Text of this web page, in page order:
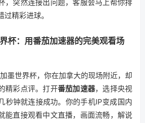
，突然连接出问题，客服会马上帮你排
精彩进球。
杯：用番茄加速器的完美观看场
墨世界杯，你在加拿大的现场附近，却
精彩点评。打开番茄加速器，选择央视
秒钟就连接成功。你的手机IP变成国内
能直接观看中文直播，画面流畅，解说